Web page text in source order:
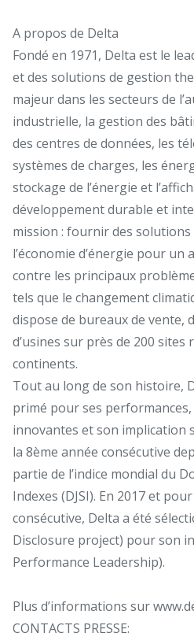
A propos de Delta
Fondé en 1971, Delta est le
et des solutions de gestion
majeur dans les secteurs de
industrielle, la gestion des
des centres de données, les
systèmes de charges, les
stockage de l’énergie et
développement durable et
mission : fournir des
l’économie d’énergie pour
contre les principaux
tels que le changement
dispose de bureaux de vente,
d’usines sur près de 200 sites
continents.
Tout au long de son histoire,
primé pour ses
innovantes et son implication
la 8ème année consécutive
partie de l’indice mondial du
Indexes (DJSI). En 2017 et
consécutive, Delta a été
Disclosure project) pour son
Performance Leadership).
Plus d’informations sur
CONTACTS PRESSE: